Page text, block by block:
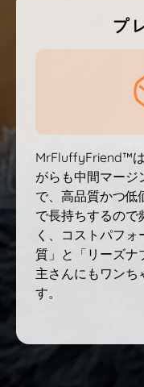
プ
MrFluffyFriend™
がらも中間マージ
で、高品質かつ
で長持ちするので
く、コストパフ
質」と「リーズナ
主さんにもワンち
す。